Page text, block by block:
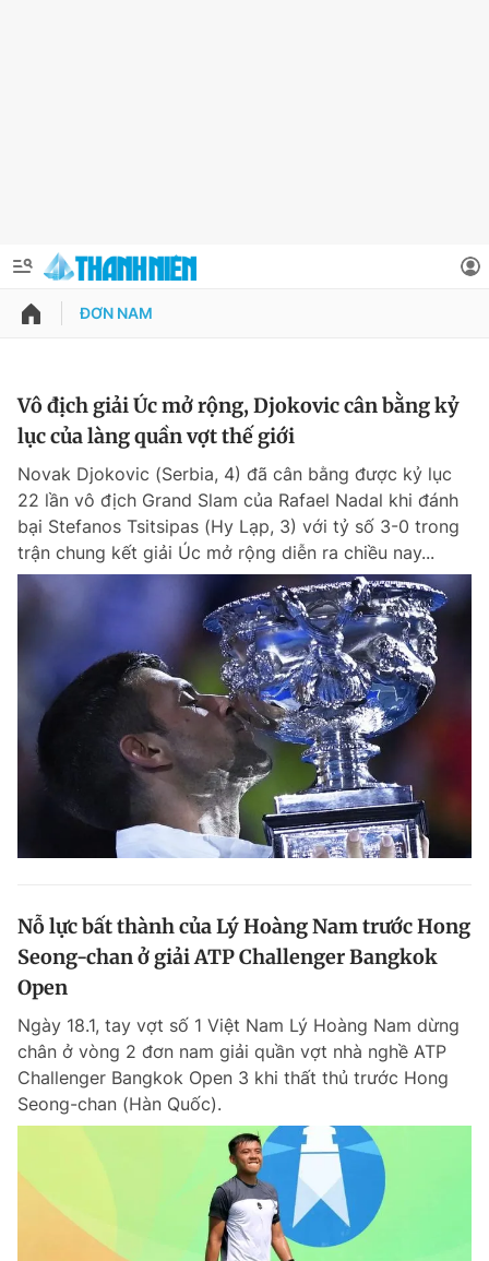
QUẢNG CÁO
Chuyên mục khác
Chào ngày mới Tin 24h
Tin 360
Video Magazine
Tiện ích Bạn cần biết
Đọc Thanh Niên trên điện thoại
Theo dõi báo trên
Liên hệ quảng cáo
Thông tin tài khoản
Đổi mật khẩu
Tin đã lưu
Tin đã xem
ĐƠN NAM
Vô địch giải Úc mở rộng, Djokovic cân bằng kỷ
lục của làng quần vợt thế giới
Novak Djokovic (Serbia, 4) đã cân bằng được kỷ lục
22 lần vô địch Grand Slam của Rafael Nadal khi đánh
bại Stefanos Tsitsipas (Hy Lạp, 3) với tỷ số 3-0 trong
trận chung kết giải Úc mở rộng diễn ra chiều nay...
Nỗ lực bất thành của Lý Hoàng Nam trước Hong
Seong-chan ở giải ATP Challenger Bangkok
Open
Ngày 18.1, tay vợt số 1 Việt Nam Lý Hoàng Nam dừng
chân ở vòng 2 đơn nam giải quần vợt nhà nghề ATP
Challenger Bangkok Open 3 khi thất thủ trước Hong
Seong-chan (Hàn Quốc).